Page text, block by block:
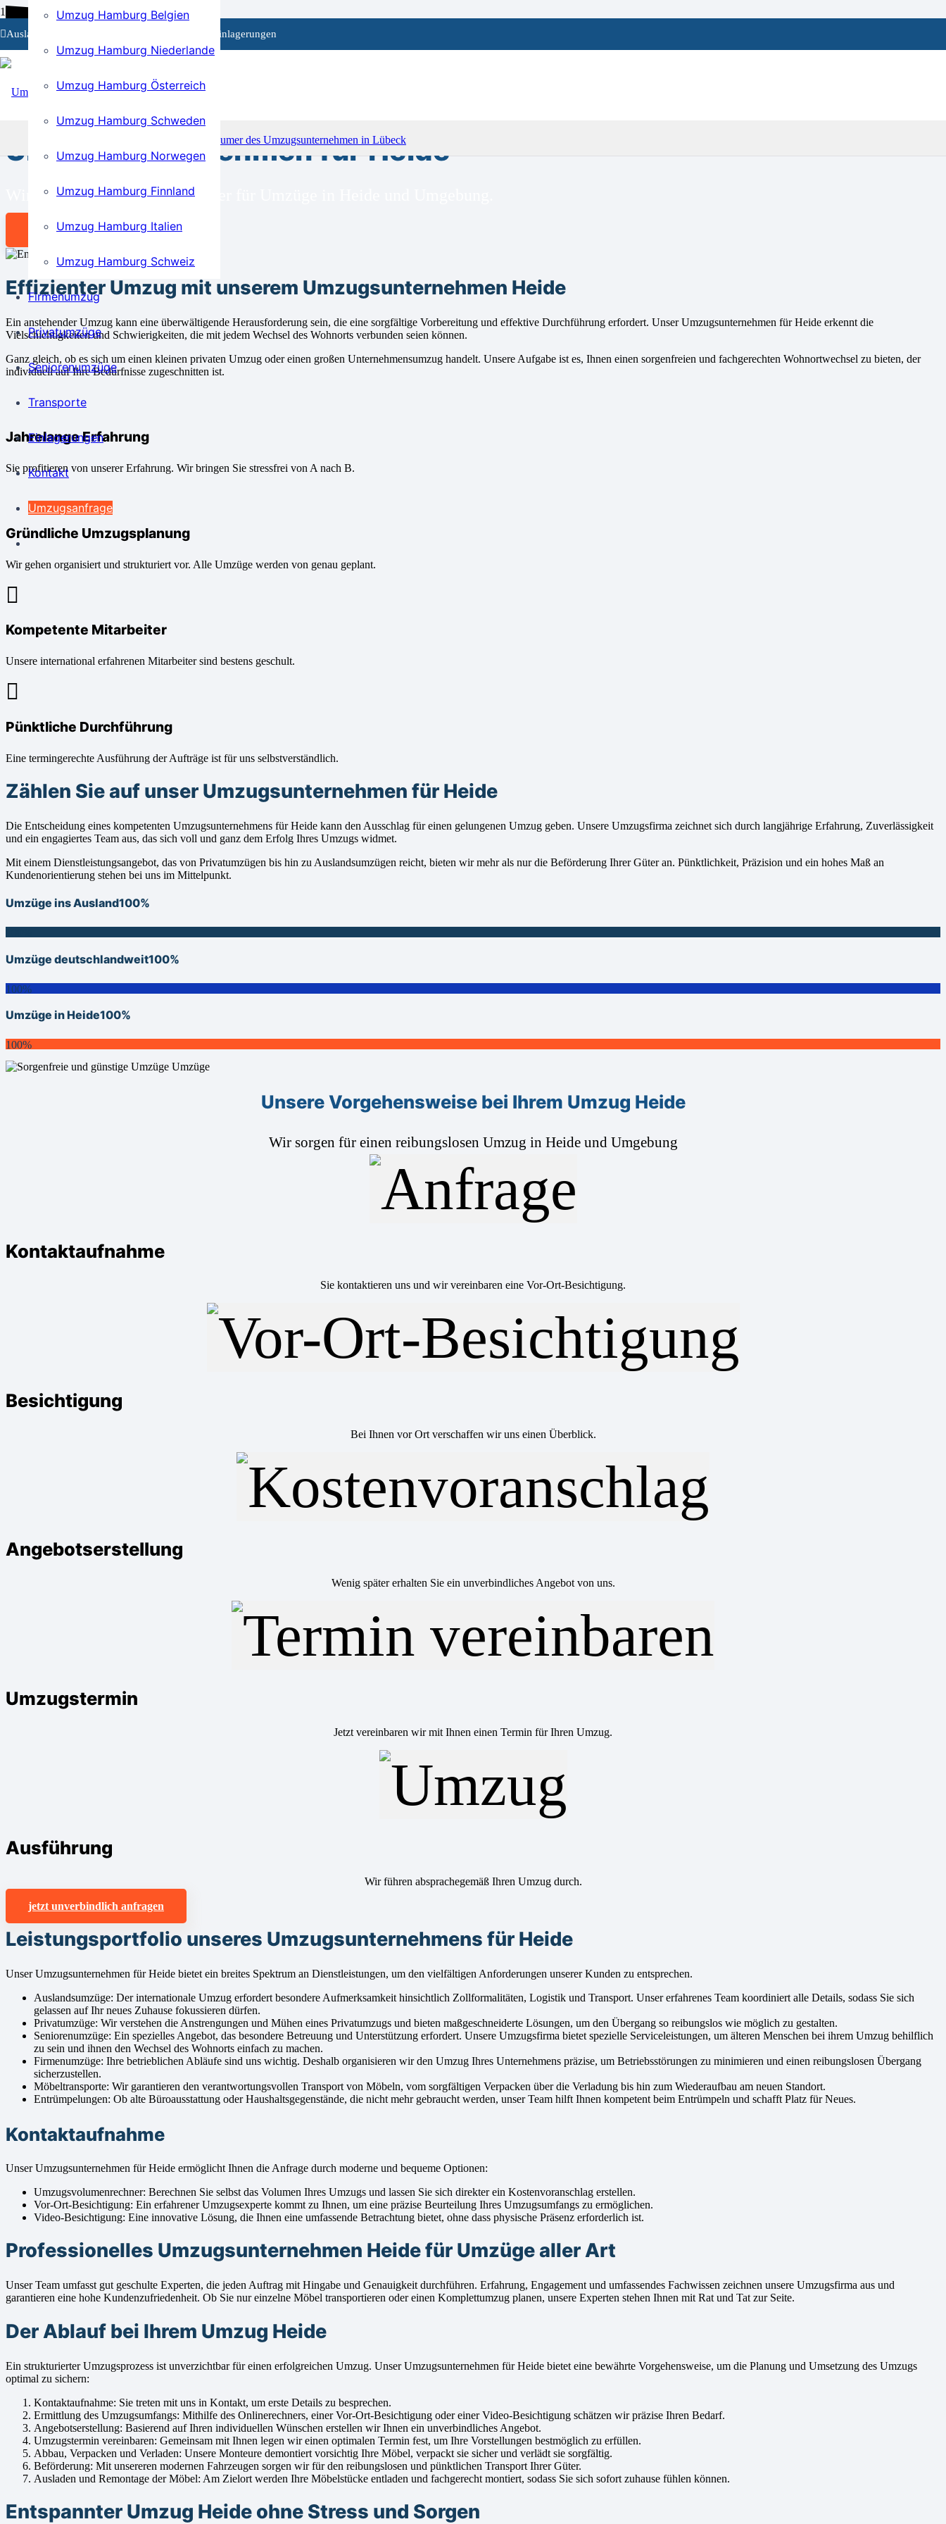
Auslandsumzüge Einlagerungen
Umzug Hamburg Belgien
Umzug Hamburg Niederlande
Umzug Hamburg Österreich
Umzug Hamburg Schweden
Umzug Hamburg Norwegen
Umzug Hamburg Finnland
Umzug Hamburg Italien
Umzug Hamburg Schweiz
Firmenumzug
Privatumzüge
Seniorenumzüge
Transporte
Einlagerungen
Kontakt
Umzugsanfrage
BEI UNS SIND SIE RICHTIG!
Umzugsunternehmen für Heide
Wir sind Ihr kompetenter Partner für Umzüge in Heide und Umgebung.
Angebot anfordern
Effizienter Umzug mit unserem Umzugsunternehmen Heide
Ein anstehender Umzug kann eine überwältigende Herausforderung sein, die eine sorgfältige Vorbereitung und effektive Durchführung erfordert. Unser Umzugsunternehmen für Heide erkennt die
Vielschichtigkeiten und Schwierigkeiten, die mit jedem Wechsel des Wohnorts verbunden seien können.
Ganz gleich, ob es sich um einen kleinen privaten Umzug oder einen großen Unternehmensumzug handelt. Unsere Aufgabe ist es, Ihnen einen sorgenfreien und fachgerechten Wohnortwechsel zu bieten, der
individuell auf Ihre Bedürfnisse zugeschnitten ist.
Jahrelange Erfahrung
Sie profitieren von unserer Erfahrung. Wir bringen Sie stressfrei von A nach B.
Gründliche Umzugsplanung
Wir gehen organisiert und strukturiert vor. Alle Umzüge werden von genau geplant.
Kompetente Mitarbeiter
Unsere international erfahrenen Mitarbeiter sind bestens geschult.
Pünktliche Durchführung
Eine termingerechte Ausführung der Aufträge ist für uns selbstverständlich.
Zählen Sie auf unser Umzugsunternehmen für Heide
Die Entscheidung eines kompetenten Umzugsunternehmens für Heide kann den Ausschlag für einen gelungenen Umzug geben. Unsere Umzugsfirma zeichnet sich durch langjährige Erfahrung, Zuverlässigkeit
und ein engagiertes Team aus, das sich voll und ganz dem Erfolg Ihres Umzugs widmet.
Mit einem Dienstleistungsangebot, das von Privatumzügen bis hin zu Auslandsumzügen reicht, bieten wir mehr als nur die Beförderung Ihrer Güter an. Pünktlichkeit, Präzision und ein hohes Maß an
Kundenorientierung stehen bei uns im Mittelpunkt.
Umzüge ins Ausland100%
Umzüge deutschlandweit100%
100%
Umzüge in Heide100%
100%
Unsere Vorgehensweise bei Ihrem Umzug Heide
Wir sorgen für einen reibungslosen Umzug in Heide und Umgebung
Kontaktaufnahme
Sie kontaktieren uns und wir vereinbaren eine Vor-Ort-Besichtigung.
Besichtigung
Bei Ihnen vor Ort verschaffen wir uns einen Überblick.
Angebotserstellung
Wenig später erhalten Sie ein unverbindliches Angebot von uns.
Umzugstermin
Jetzt vereinbaren wir mit Ihnen einen Termin für Ihren Umzug.
Ausführung
Wir führen absprachegemäß Ihren Umzug durch.
jetzt unverbindlich anfragen
Leistungsportfolio unseres Umzugsunternehmens für Heide
Unser Umzugsunternehmen für Heide bietet ein breites Spektrum an Dienstleistungen, um den vielfältigen Anforderungen unserer Kunden zu entsprechen.
Auslandsumzüge: Der internationale Umzug erfordert besondere Aufmerksamkeit hinsichtlich Zollformalitäten, Logistik und Transport. Unser erfahrenes Team koordiniert alle Details, sodass Sie sich
gelassen auf Ihr neues Zuhause fokussieren dürfen.
Privatumzüge: Wir verstehen die Anstrengungen und Mühen eines Privatumzugs und bieten maßgeschneiderte Lösungen, um den Übergang so reibungslos wie möglich zu gestalten.
Seniorenumzüge: Ein spezielles Angebot, das besondere Betreuung und Unterstützung erfordert. Unsere Umzugsfirma bietet spezielle Serviceleistungen, um älteren Menschen bei ihrem Umzug behilflich
zu sein und ihnen den Wechsel des Wohnorts einfach zu machen.
Firmenumzüge: Ihre betrieblichen Abläufe sind uns wichtig. Deshalb organisieren wir den Umzug Ihres Unternehmens präzise, um Betriebsstörungen zu minimieren und einen reibungslosen Übergang
sicherzustellen.
Möbeltransporte: Wir garantieren den verantwortungsvollen Transport von Möbeln, vom sorgfältigen Verpacken über die Verladung bis hin zum Wiederaufbau am neuen Standort.
Entrümpelungen: Ob alte Büroausstattung oder Haushaltsgegenstände, die nicht mehr gebraucht werden, unser Team hilft Ihnen kompetent beim Entrümpeln und schafft Platz für Neues.
Kontaktaufnahme
Unser Umzugsunternehmen für Heide ermöglicht Ihnen die Anfrage durch moderne und bequeme Optionen:
Umzugsvolumenrechner: Berechnen Sie selbst das Volumen Ihres Umzugs und lassen Sie sich direkter ein Kostenvoranschlag erstellen.
Vor-Ort-Besichtigung: Ein erfahrener Umzugsexperte kommt zu Ihnen, um eine präzise Beurteilung Ihres Umzugsumfangs zu ermöglichen.
Video-Besichtigung: Eine innovative Lösung, die Ihnen eine umfassende Betrachtung bietet, ohne dass physische Präsenz erforderlich ist.
Professionelles Umzugsunternehmen Heide für Umzüge aller Art
Unser Team umfasst gut geschulte Experten, die jeden Auftrag mit Hingabe und Genauigkeit durchführen. Erfahrung, Engagement und umfassendes Fachwissen zeichnen unsere Umzugsfirma aus und
garantieren eine hohe Kundenzufriedenheit. Ob Sie nur einzelne Möbel transportieren oder einen Komplettumzug planen, unsere Experten stehen Ihnen mit Rat und Tat zur Seite.
Der Ablauf bei Ihrem Umzug Heide
Ein strukturierter Umzugsprozess ist unverzichtbar für einen erfolgreichen Umzug. Unser Umzugsunternehmen für Heide bietet eine bewährte Vorgehensweise, um die Planung und Umsetzung des Umzugs
optimal zu sichern:
Kontaktaufnahme: Sie treten mit uns in Kontakt, um erste Details zu besprechen.
Ermittlung des Umzugsumfangs: Mithilfe des Onlinerechners, einer Vor-Ort-Besichtigung oder einer Video-Besichtigung schätzen wir präzise Ihren Bedarf.
Angebotserstellung: Basierend auf Ihren individuellen Wünschen erstellen wir Ihnen ein unverbindliches Angebot.
Umzugstermin vereinbaren: Gemeinsam mit Ihnen legen wir einen optimalen Termin fest, um Ihre Vorstellungen bestmöglich zu erfüllen.
Abbau, Verpacken und Verladen: Unsere Monteure demontiert vorsichtig Ihre Möbel, verpackt sie sicher und verlädt sie sorgfältig.
Beförderung: Mit unsereren modernen Fahrzeugen sorgen wir für den reibungslosen und pünktlichen Transport Ihrer Güter.
Ausladen und Remontage der Möbel: Am Zielort werden Ihre Möbelstücke entladen und fachgerecht montiert, sodass Sie sich sofort zuhause fühlen können.
Entspannter Umzug Heide ohne Stress und Sorgen